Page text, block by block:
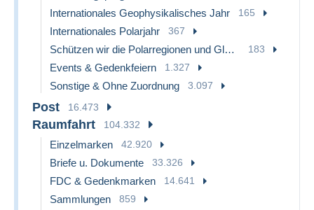
Internationales Geophysikalisches Jahr 165
Internationales Polarjahr 367
Schützen wir die Polarregionen und Gletscher 183
Events & Gedenkfeiern 1.327
Sonstige & Ohne Zuordnung 3.097
Post 16.473
Raumfahrt 104.332
Einzelmarken 42.920
Briefe u. Dokumente 33.326
FDC & Gedenkmarken 14.641
Sammlungen 859